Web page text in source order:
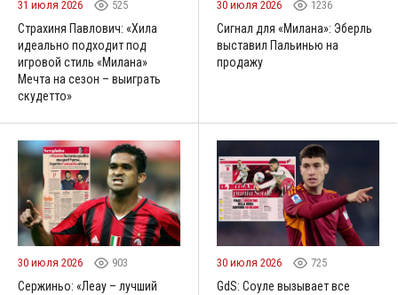
31 июля 2026 525
Страхиня Павлович: «Хила
идеально подходит под
игровой стиль «Милана»
Мечта на сезон – выиграть
скудетто»
30 июля 2026 1236
Сигнал для «Милана»: Эберль
выставил Пальинью на
продажу
30 июля 2026 903
Сержиньо: «Леау – лучший
30 июля 2026 725
GdS: Соуле вызывает все